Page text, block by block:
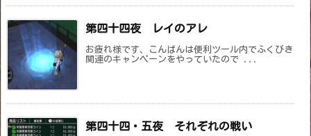
第四十四夜 レイのアレ
お疲れ様です、こんばんは便利ツール内でふくびき
関連のキャンペーンをやっていたので ...
第四十四・五夜 それぞれの戦い